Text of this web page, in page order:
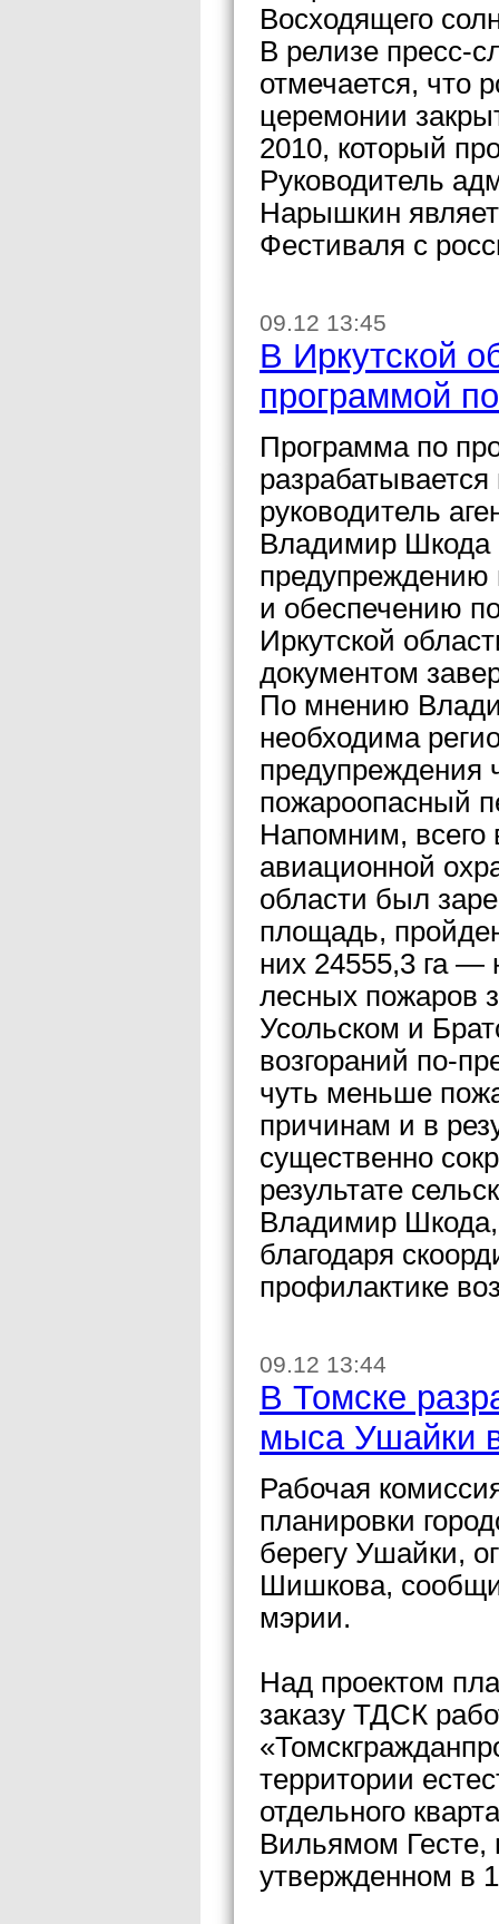
Восходящего
В релизе пресс-
отмечается, что
церемонии
2010, который
Руководитель
Нарышкин
Фестиваля с
09.12 13:45
В Иркутской
программой
Программа по
руководитель
Владимир Шкода
предупреждению
и обеспечению
Иркутской
документом
По мнению
необходима
предупреждения
пожароопасный
Напомним, всего
авиационной
области был
площадь,
них 24555,3 га —
лесных пожаров
Усольском и
возгораний по-
чуть меньше
причинам и в
существенно
результате
Владимир Шкода,
благодаря
профилактике
09.12 13:44
В Томске
мыса Ушайки
Рабочая
планировки
берегу Ушайки,
Шишкова,
мэрии.
Над проектом
заказу ТДСК
территории
отдельного
Вильямом Гесте,
утвержденном в